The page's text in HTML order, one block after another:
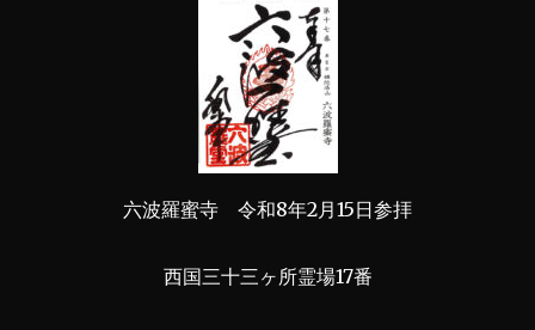
六波羅蜜寺 令和8年2月15日参拝
西国三十三ヶ所霊場17番